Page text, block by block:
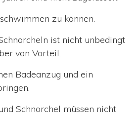
zu können.
ist nicht unbedingt
von Vorteil.
Badeanzug und ein
Schnorchel müssen nicht